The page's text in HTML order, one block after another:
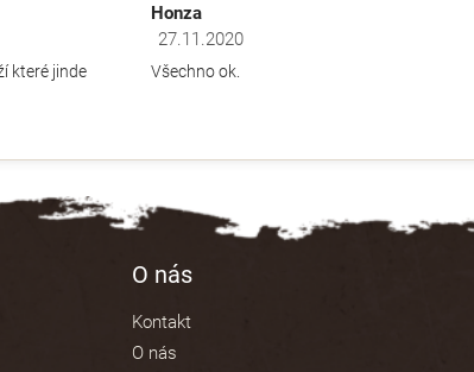
5 hvězdiček.
které jinde
Honza
Hodnocení obchodu je 5 z 5 hvězdiček.
27.11.2020
Všechno ok.
O nás
Kontakt
O nás